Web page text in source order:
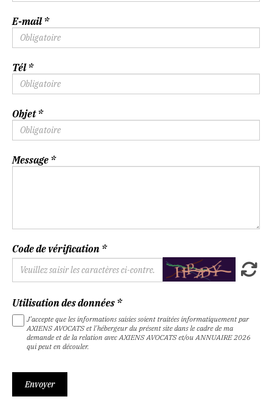
E-mail
Tél
Objet
Message
Code de vérification
Utilisation des données
J'accepte que les informations saisies soient traitées informatiquement par
AXIENS AVOCATS et l'hébergeur du présent site dans le cadre de ma
demande et de la relation avec AXIENS AVOCATS et/ou ANNUAIRE 2026
qui peut en découler.
Envoyer